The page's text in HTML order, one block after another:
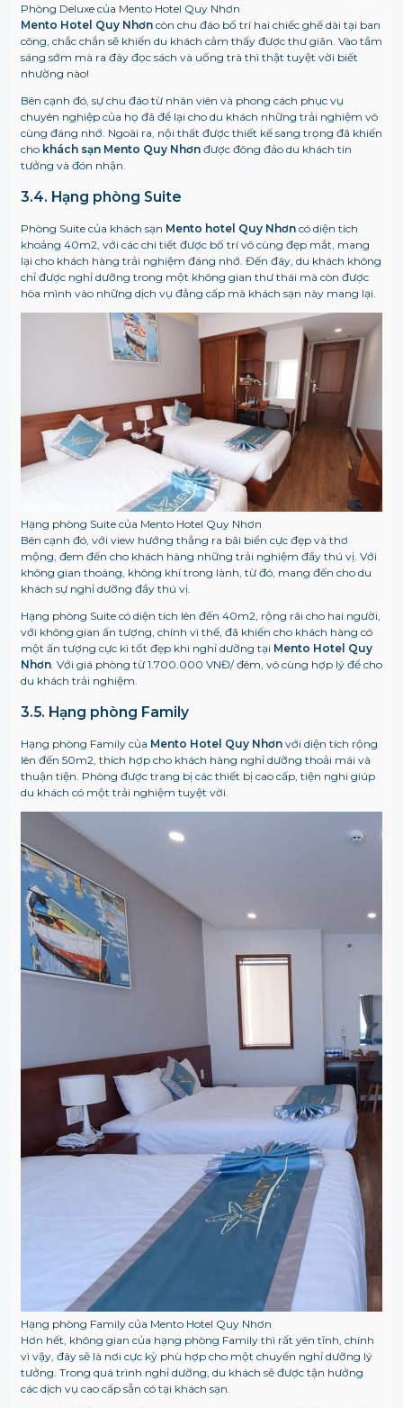
Phòng Deluxe của Mento Hotel Quy Nhơn
Mento Hotel Quy Nhơncòn chu đáo bố trí hai chiếc ghế dài tại ban
công, chắc chắn sẽ khiến du khách cảm thấy được thư giãn. Vào tầm
sáng sớm mà ra đây đọc sách và uống trà thì thật tuyệt vời biết
nhường nào!
Bên cạnh đó, sự chu đáo từ nhân viên và phong cách phục vụ
chuyên nghiệp của họ đã để lại cho du khách những trải nghiệm vô
cùng đáng nhớ. Ngoài ra, nội thất được thiết kế sang trọng đã khiến
chokhách sạn Mento Quy Nhơnđược đông đảo du khách tin
tưởng và đón nhận.
3.4. Hạng phòng Suite
Phòng Suite của khách sạn Mento hotel Quy Nhơncó diện tích
khoảng 40m2, với các chi tiết được bố trí vô cùng đẹp mắt, mang
lại cho khách hàng trải nghiệm đáng nhớ. Đến đây, du khách không
chỉ được nghỉ dưỡng trong một không gian thư thái mà còn được
hòa mình vào những dịch vụ đẳng cấp mà khách sạn này mang lại.
Hạng phòng Suite của Mento Hotel Quy Nhơn
Bên cạnh đó, với view hướng thẳng ra bãi biển cực đẹp và thơ
mộng, đem đến cho khách hàng những trải nghiệm đầy thú vị. Với
không gian thoáng, không khí trong lành, từ đó, mang đến cho du
khách sự nghỉ dưỡng đầy thú vị.
Hạng phòng Suite có diện tích lên đến 40m2, rộng rãi cho hai người,
với không gian ấn tượng, chính vì thế, đã khiến cho khách hàng có
một ấn tượng cực kì tốt đẹp khi nghỉ dưỡng tại Mento Hotel Quy
Nhơn. Với giá phòng từ 1.700.000 VNĐ/ đêm, vô cùng hợp lý để cho
du khách trải nghiệm.
3.5. Hạng phòng Family
Hạng phòng Family của Mento Hotel Quy Nhơnvới diện tích rộng
lên đến 50m2, thích hợp cho khách hàng nghỉ dưỡng thoải mái và
thuận tiện. Phòng được trang bị các thiết bị cao cấp, tiện nghi giúp
du khách có một trải nghiệm tuyệt vời.
Hạng phòng Family của Mento Hotel Quy Nhơn
Hơn hết, không gian của hạng phòng Family thì rất yên tĩnh, chính
vì vậy, đây sẽ là nơi cực kỳ phù hợp cho một chuyến nghỉ dưỡng lý
tưởng. Trong quá trình nghỉ dưỡng, du khách sẽ được tận hưởng
các dịch vụ cao cấp sẵn có tại khách sạn.